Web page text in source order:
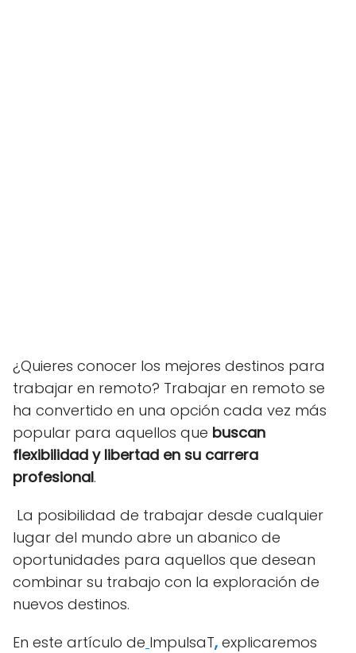
¿Quieres conocer los mejores destinos para
trabajar en remoto? Trabajar en remoto se
ha convertido en una opción cada vez más
popular para aquellos que buscan
flexibilidad y libertad en su carrera
profesional.
La posibilidad de trabajar desde cualquier
lugar del mundo abre un abanico de
oportunidades para aquellos que desean
combinar su trabajo con la exploración de
nuevos destinos.
En este artículo de ImpulsaT, explicaremos